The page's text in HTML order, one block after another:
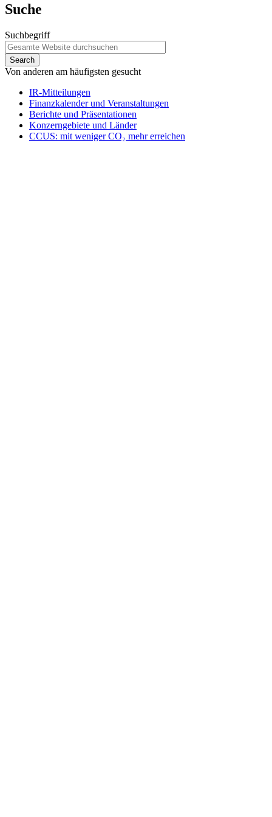
Suche
Suchbegriff
Von anderen am häufigsten gesucht
IR-Mitteilungen
Finanzkalender und Veranstaltungen
Berichte und Präsentationen
Konzerngebiete und Länder
CCUS: mit weniger CO₂ mehr erreichen